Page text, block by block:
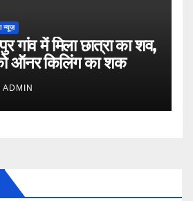
न्यूज़
गांव में मिला छात्रा का शव,
ऑनर किलिंग का शक
ADMIN